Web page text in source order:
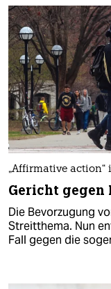
„Affirmative action“
Gericht
Die Bevorzugung
Streitthema. Nun
Fall gegen die